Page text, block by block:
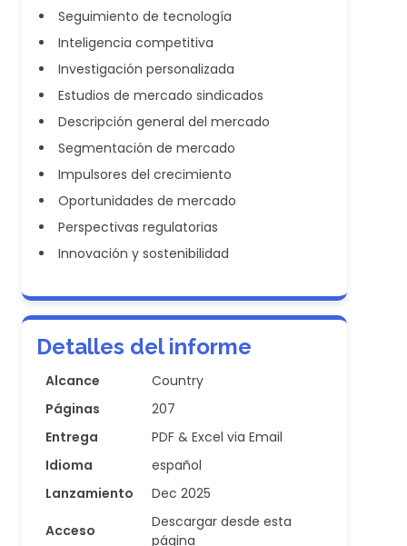
Seguimiento de tecnología
Inteligencia competitiva
Investigación personalizada
Estudios de mercado sindicados
Descripción general del mercado
Segmentación de mercado
Impulsores del crecimiento
Oportunidades de mercado
Perspectivas regulatorias
Innovación y sostenibilidad
Detalles del informe
Alcance
Country
Páginas
207
Entrega
PDF & Excel via Email
Idioma
español
Lanzamiento
Dec 2025
Acceso
Descargar desde esta
página